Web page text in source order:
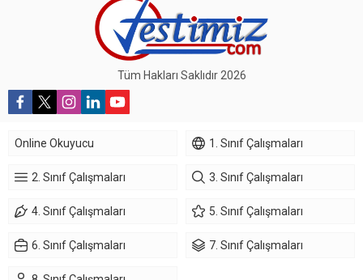
Tüm Hakları Saklıdır 2026
Online Okuyucu 1. Sınıf Çalışmaları
2. Sınıf Çalışmaları 3. Sınıf Çalışmaları
4. Sınıf Çalışmaları 5. Sınıf Çalışmaları
6. Sınıf Çalışmaları 7. Sınıf Çalışmaları